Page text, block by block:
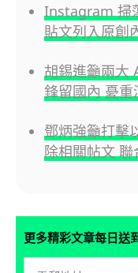
Instagram 掃
貼文列入原創
胡錫進籲兩大
鋒留國內 憂
鄧炳強籲打擊
除相關帖文
更多精彩文章每日送